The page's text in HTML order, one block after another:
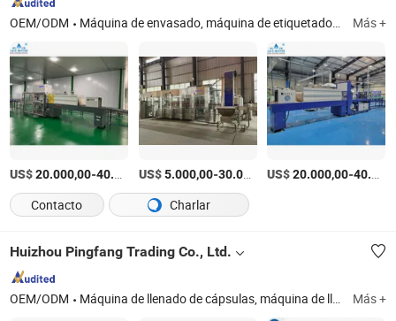
OEM/ODM Máquina de envasado, máquina de etiquetado, máquina de llenado de agua, tratamiento de agua por ósmosis inversa, máquina de moldeo por soplado de botellas, máquina de envoltura, máquina paletizadora, máquina de llenado de jugo, tratamiento de agua mineral pura, máquina de llenado de cerveza Más +
US$20.000,00-40.000,00 /Pieza
US$5.000,00-30.000,00 /Pieza
US$20.000,00-40.000,00
Contacto Charlar
Huizhou Pingfang Trading Co., Ltd.
OEM/ODM Máquina de llenado de cápsulas, máquina de llenado y sellado de tubos, máquina de conteo, prensa de tabletas, línea de producción de ampollas orales, máquina de pruebas y experimentos farmacéuticos, línea de productos de viales, máquina de encapsulación de gelatina blanda, máquina de llenado y tapado de jeringas precargadas, máquina de envasado en blíster Más +